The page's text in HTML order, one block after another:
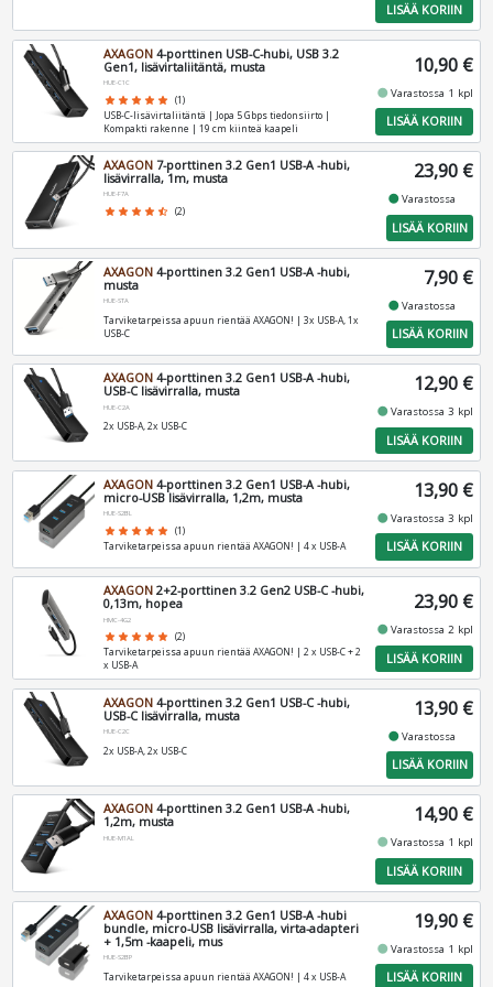
LISÄÄ KORIIN
AXAGON 4-porttinen USB-C-hubi, USB 3.2
Gen1, lisävirtaliitäntä, musta
HUE-C1C
star star star star star (1)
USB-C-lisävirtaliitäntä | Jopa 5 Gbps tiedonsiirto |
Kompakti rakenne | 19 cm kiinteä kaapeli
10,90 €
fiber_manual_recordVarastossa 1 kpl
LISÄÄ KORIIN
AXAGON 7-porttinen 3.2 Gen1 USB-A -hubi,
lisävirralla, 1m, musta
HUE-F7A
star star star star star_half (2)
23,90 €
fiber_manual_recordVarastossa
LISÄÄ KORIIN
AXAGON 4-porttinen 3.2 Gen1 USB-A -hubi,
musta
HUE-STA
Tarviketarpeissa apuun rientää AXAGON! | 3x USB-A, 1x
USB-C
7,90 €
fiber_manual_recordVarastossa
LISÄÄ KORIIN
AXAGON 4-porttinen 3.2 Gen1 USB-A -hubi,
USB-C lisävirralla, musta
HUE-C2A
2x USB-A, 2x USB-C
12,90 €
fiber_manual_recordVarastossa 3 kpl
LISÄÄ KORIIN
AXAGON 4-porttinen 3.2 Gen1 USB-A -hubi,
micro-USB lisävirralla, 1,2m, musta
HUE-S2BL
star star star star star (1)
Tarviketarpeissa apuun rientää AXAGON! | 4 x USB-A
13,90 €
fiber_manual_recordVarastossa 3 kpl
LISÄÄ KORIIN
AXAGON 2+2-porttinen 3.2 Gen2 USB-C -hubi,
0,13m, hopea
HMC-4G2
star star star star star (2)
Tarviketarpeissa apuun rientää AXAGON! | 2 x USB-C + 2
x USB-A
23,90 €
fiber_manual_recordVarastossa 2 kpl
LISÄÄ KORIIN
AXAGON 4-porttinen 3.2 Gen1 USB-C -hubi,
USB-C lisävirralla, musta
HUE-C2C
2x USB-A, 2x USB-C
13,90 €
fiber_manual_recordVarastossa
LISÄÄ KORIIN
AXAGON 4-porttinen 3.2 Gen1 USB-A -hubi,
1,2m, musta
HUE-M1AL
14,90 €
fiber_manual_recordVarastossa 1 kpl
LISÄÄ KORIIN
AXAGON 4-porttinen 3.2 Gen1 USB-A -hubi
bundle, micro-USB lisävirralla, virta-adapteri
+ 1,5m -kaapeli, mus
HUE-S2BP
Tarviketarpeissa apuun rientää AXAGON! | 4 x USB-A
19,90 €
fiber_manual_recordVarastossa 1 kpl
LISÄÄ KORIIN